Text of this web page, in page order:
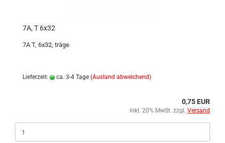
7A, T 6x32
7A T, 6x32, träge
Lieferzeit: ca. 3-4 Tage (Ausland abweichend)
0,75 EUR
inkl. 20% MwSt. zzgl. Versand